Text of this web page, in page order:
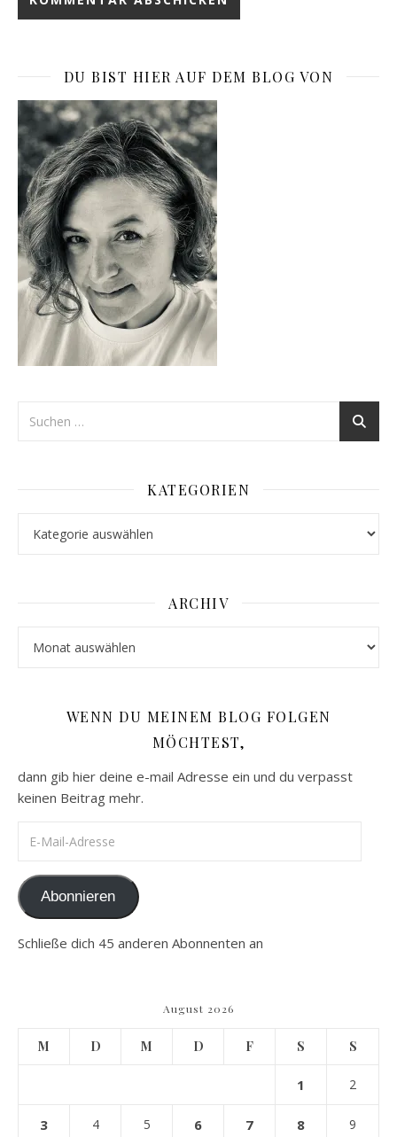
DU BIST HIER AUF DEM BLOG VON
KATEGORIEN
ARCHIV
WENN DU MEINEM BLOG FOLGEN
MÖCHTEST,
dann gib hier deine e-mail Adresse ein und du verpasst
keinen Beitrag mehr.
Abonnieren
Schließe dich 45 anderen Abonnenten an
August 2026
M D M D F S S
1 2
3 4 5 6 7 8 9